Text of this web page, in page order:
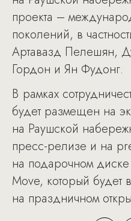
проекта –
поколений, в
Артавазд Пелешян,
Гордон и Ян Фудонг.
В рамках
будет размещен на
на Раушской
пресс-релизе и на
на подарочном
Move, который будет
на праздничном